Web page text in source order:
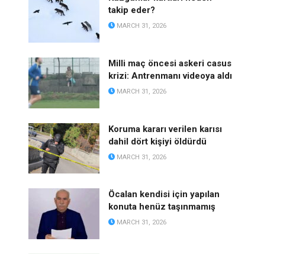
takip eder?
MARCH 31, 2026
Milli maç öncesi askeri casus
krizi: Antrenmanı videoya aldı
MARCH 31, 2026
Koruma kararı verilen karısı
dahil dört kişiyi öldürdü
MARCH 31, 2026
Öcalan kendisi için yapılan
konuta henüz taşınmamış
MARCH 31, 2026